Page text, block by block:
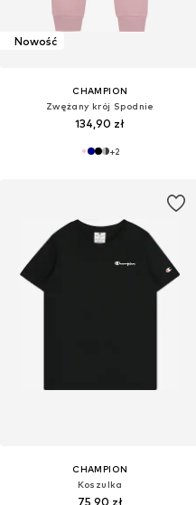
Nowość
CHAMPION
Zwężany krój Spodnie
134,90 zł
+2
CHAMPION
Koszulka
75,90 zł